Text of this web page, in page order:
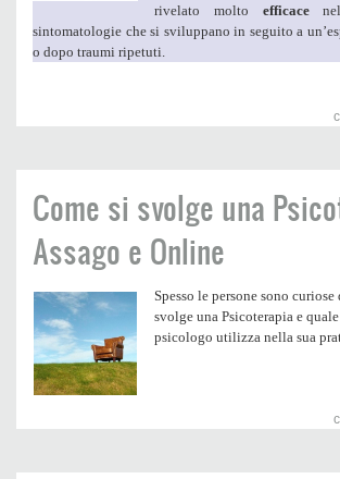
rivelato molto efficace
sintomatologie che si sviluppano in seguito a
o dopo traumi ripetuti.
Come si svolge una
Assago e Online
Spesso le persone sono curiose
svolge una Psicoterapia e
psicologo utilizza nella sua